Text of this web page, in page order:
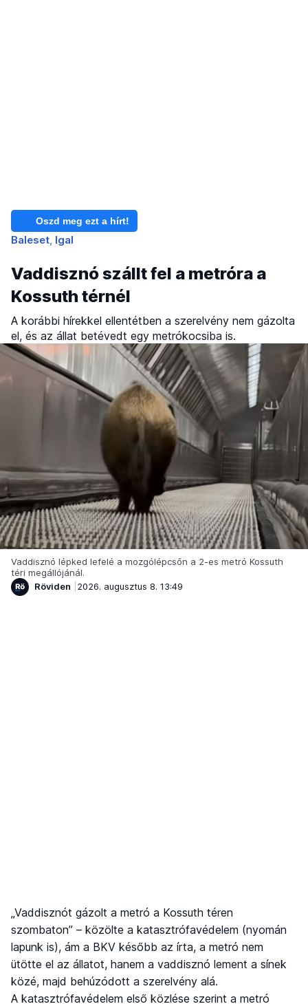
Oszd meg ezt a hírt!
Baleset Igal
Vaddisznó szállt fel a metróra a
Kossuth térnél
A korábbi hírekkel ellentétben a szerelvény nem gázolta
el, és az állat betévedt egy metrókocsiba is.
Vaddisznó lépked lefelé a mozgólépcsőn a 2-es metró Kossuth
téri megállójánál.
Röviden
2026. augusztus 8. 13:49
„Vaddisznót gázolt a metró a Kossuth téren
szombaton” – közölte a katasztrófavédelem (nyomán
lapunk is), ám a BKV később az írta, a metró nem
ütötte el az állatot, hanem a vaddisznó lement a sínek
közé, majd behúzódott a szerelvény alá.
A katasztrófavédelem első közlése szerint a metró